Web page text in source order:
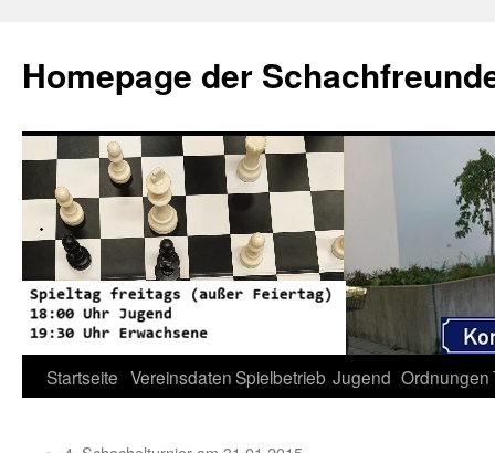
springen
Homepage der
Startseite VereinsdatenSpielbetrieb Jugend Ordnungen